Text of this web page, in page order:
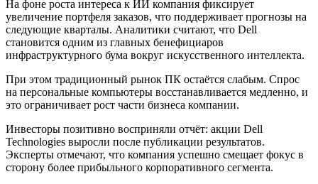
На фоне роста интереса к ИИ компания фиксирует
увеличение портфеля заказов, что поддерживает прогнозы на
следующие кварталы. Аналитики считают, что Dell
становится одним из главных бенефициаров
инфраструктурного бума вокруг искусственного интеллекта.
При этом традиционный рынок ПК остаётся слабым. Спрос
на персональные компьютеры восстанавливается медленно, и
это ограничивает рост части бизнеса компании.
Инвесторы позитивно восприняли отчёт: акции Dell
Technologies выросли после публикации результатов.
Эксперты отмечают, что компания успешно смещает фокус в
сторону более прибыльного корпоративного сегмента.